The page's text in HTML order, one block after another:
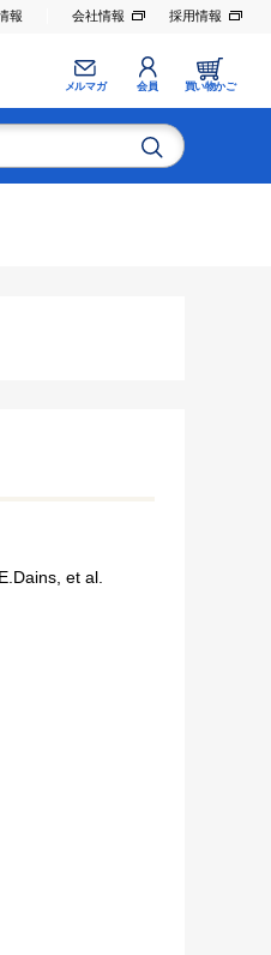
報 会社情報 採用情報
メルマガ 会員 買い物かご
et al.